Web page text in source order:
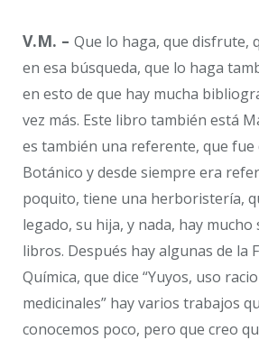
V.M. – Que lo haga, que disfrute,
en esa búsqueda, que lo haga
en esto de que hay mucha
vez más. Este libro también está
es también una referente, que fue
Botánico y desde siempre era
poquito, tiene una herboristería,
legado, su hija, y nada, hay
libros. Después hay algunas de la
Química, que dice “Yuyos, uso
medicinales” hay varios trabajos
conocemos poco, pero que creo